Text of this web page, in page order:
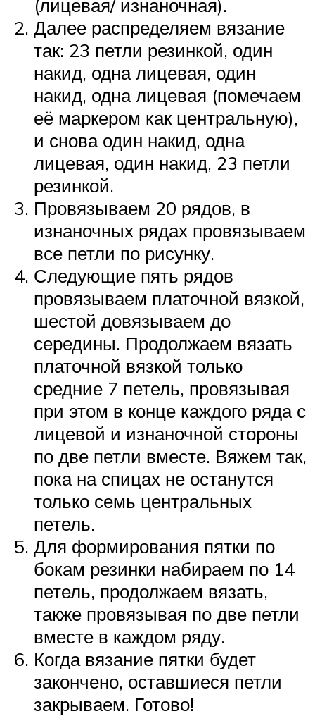
(лицевая/ изнаночная).
Далее распределяем вязание
так: 23 петли резинкой, один
накид, одна лицевая, один
накид, одна лицевая (помечаем
её маркером как центральную),
и снова один накид, одна
лицевая, один накид, 23 петли
резинкой.
Провязываем 20 рядов, в
изнаночных рядах провязываем
все петли по рисунку.
Следующие пять рядов
провязываем платочной вязкой,
шестой довязываем до
середины. Продолжаем вязать
платочной вязкой только
средние 7 петель, провязывая
при этом в конце каждого ряда с
лицевой и изнаночной стороны
по две петли вместе. Вяжем так,
пока на спицах не останутся
только семь центральных
петель.
Для формирования пятки по
бокам резинки набираем по 14
петель, продолжаем вязать,
также провязывая по две петли
вместе в каждом ряду.
Когда вязание пятки будет
закончено, оставшиеся петли
закрываем. Готово!